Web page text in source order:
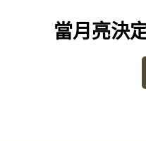
當月亮決